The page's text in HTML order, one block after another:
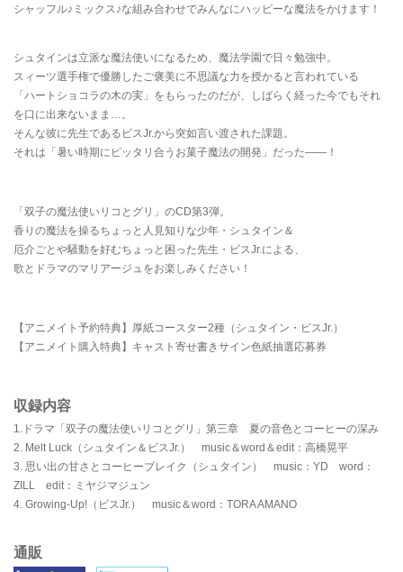
シャッフル♪ミックス♪な組み合わせでみんなにハッピーな魔法をかけます！
シュタインは立派な魔法使いになるため、魔法学園で日々勉強中。
スィーツ選手権で優勝したご褒美に不思議な力を授かると言われている
「ハートショコラの木の実」をもらったのだが、しばらく経った今でもそれ
を口に出来ないまま…。
そんな彼に先生であるビスJr.から突如言い渡された課題。
それは「暑い時期にピッタリ合うお菓子魔法の開発」だった――！
「双子の魔法使いリコとグリ」のCD第3弾。
香りの魔法を操るちょっと人見知りな少年・シュタイン＆
厄介ごとや騒動を好むちょっと困った先生・ビスJr.による、
歌とドラマのマリアージュをお楽しみください！
【アニメイト予約特典】厚紙コースター2種（シュタイン・ビスJr.）
【アニメイト購入特典】キャスト寄せ書きサイン色紙抽選応募券
収録内容
1.ドラマ「双子の魔法使いリコとグリ」第三章 夏の音色とコーヒーの深み
2. Melt Luck（シュタイン＆ビスJr.） music＆word＆edit：高橋晃平
3. 思い出の甘さとコーヒーブレイク（シュタイン） music：YD word：
ZILL edit：ミヤジマジュン
4. Growing-Up!（ビスJr.） music＆word：TORA AMANO
通販